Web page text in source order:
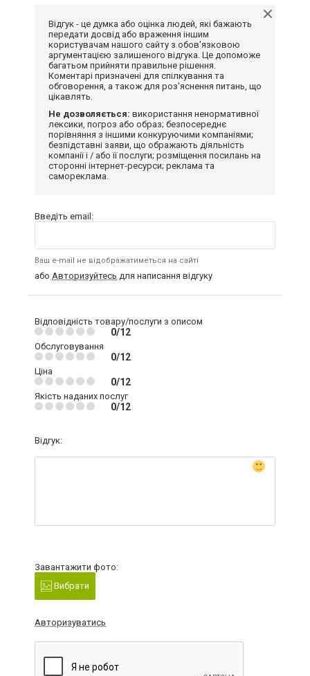
Відгук - це думка або оцінка людей, які бажають
передати досвід або враження іншим
користувачам нашого сайту з обов'язковою
аргументацією залишеного відгука. Це допоможе
багатьом прийняти правильне рішення.
Коментарі призначені для спілкування та
обговорення, а також для роз'яснення питань, що
цікавлять.
Не дозволяється: використання ненормативної
лексики, погроз або образ; безпосереднє
порівняння з іншими конкуруючими компаніями;
безпідставні заяви, що ображають діяльність
компанії і / або її послуги; розміщення посилань на
сторонні інтернет-ресурси; реклама та
самореклама.
Введіть email:
Ваш e-mail не відображатиметься на сайті
або Авторизуйтесь для написання відгуку
Відповідність товару/послуги з описом
0/12
Обслуговування
0/12
Ціна
0/12
Якість наданих послуг
0/12
Відгук:
Завантажити фото:
Вибрати
Авторизуватись